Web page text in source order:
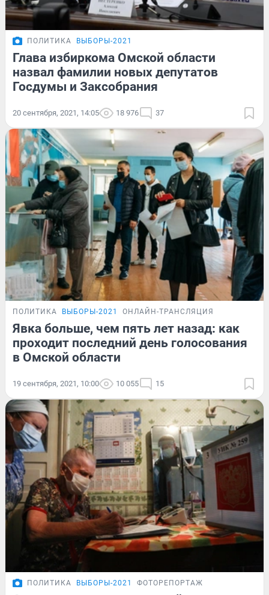
ПОЛИТИКА ВЫБОРЫ-2021
Глава избиркома Омской области
назвал фамилии новых депутатов
Госдумы и Заксобрания
20 сентября, 2021, 14:05 18 976 37
ПОЛИТИКА ВЫБОРЫ-2021 ОНЛАЙН-ТРАНСЛЯЦИЯ
Явка больше, чем пять лет назад: как
проходит последний день голосования
в Омской области
19 сентября, 2021, 10:00 10 055 15
ПОЛИТИКА ВЫБОРЫ-2021 ФОТОРЕПОРТАЖ